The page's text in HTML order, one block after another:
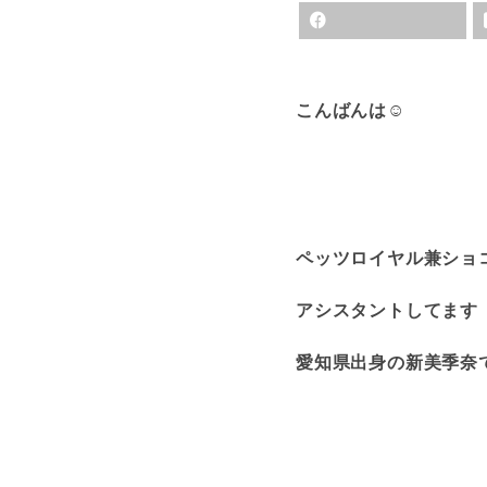
こんばんは☺︎
ペッツロイヤル兼ショ
アシスタントしてます
愛知県出身の新美季奈